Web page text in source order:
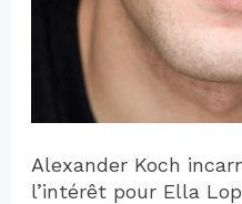
Alexander Koch
l’intérêt pour Ella